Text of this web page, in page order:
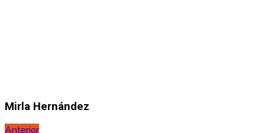
Mirla Hernández
Anterior